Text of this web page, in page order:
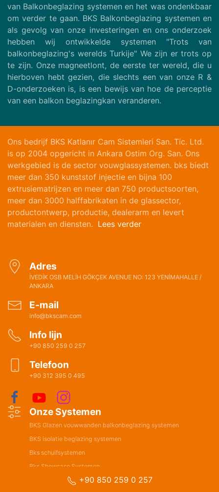
+90 850 259 0 257
van Balkonbeglazing systemen en het was ondenkbaar
om verder te gaan. BKS Balkonbeglazing systemen en
als gevolg van onze investeringen en ons onderzoek
hebben wij ontwikkelde systemen "Trots van
balkonbeglazing's werelds Turkije" We zijn er trots op
te zijn. Onze magneetlont, de eerste ter wereld, die u
hierboven hebt gezien, die slechts een van onze R &
D-onderzoeken is, is een bewijs van hoe de perceptie
van een balkon beglazingkan veranderen.
Ons bedrijf BKS Katlanır Cam Sistemleri San. Tic. Ltd.
is op 2004 opgericht in Ankara Ostim Org. San. Ons
werkgebied is de sector vouwglassystemen. bks biedt
meer dan 350 kunststof injectie en bijna 100
extrusiematrijzen en meer dan 750 productsoorten,
meer dan 3000 halffabrikaten in de glassector,
productontwerp, productie, dealerarm en levert
materialen en diensten. Lees verder
Adres
İVEDİK OSB MELİH GÖKÇEK AVENUE NO: 123 YENİMAHALLE /
ANKARA
E-mail
info@bkscam.com
Info lijn
+90 850 259 0 257
Telefoon
+90 312 395 0 495
Onze Systemen
BKS Glazen vouwwanden balkonbeglazing systemen
BKS isolatie beglazing systemen
Bks schuifsystemen
Bks Showcase Systemen